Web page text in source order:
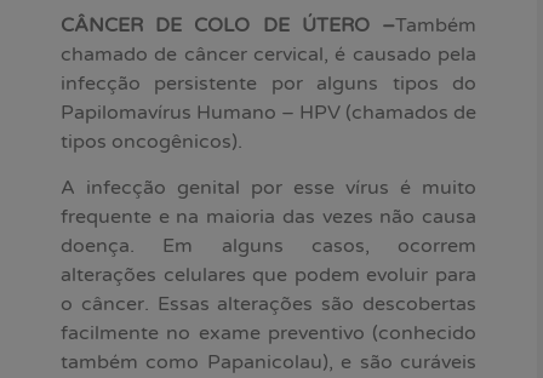
CÂNCER DE COLO DE ÚTERO –Também
chamado de câncer cervical, é causado pela
infecção persistente por alguns tipos do
Papilomavírus Humano – HPV (chamados de
tipos oncogênicos).
A infecção genital por esse vírus é muito
frequente e na maioria das vezes não causa
doença. Em alguns casos, ocorrem
alterações celulares que podem evoluir para
o câncer. Essas alterações são descobertas
facilmente no exame preventivo (conhecido
também como Papanicolau), e são curáveis